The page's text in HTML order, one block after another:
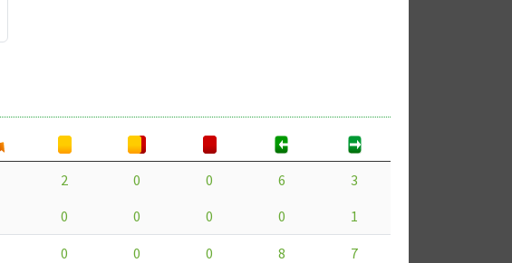
2 0 0 6
3
0 0 0 0 1
0 0 0 8
7